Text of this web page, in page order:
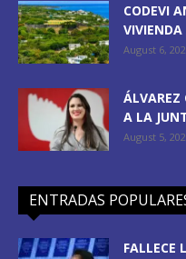
CODEVI
VIVIENDA
August 6,
ÁLVAREZ
A LA
August 5,
ENTRADAS
FALLECE